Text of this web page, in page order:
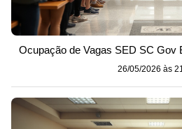
Ocupação de Vagas SED SC Gov
26/05/2026 às